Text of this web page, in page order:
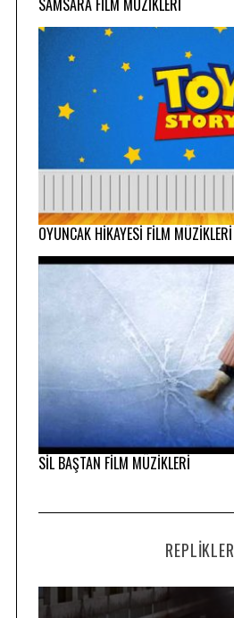
SAMSARA FİLM MÜZİKLERİ
OYUNCAK HİKAYESİ FİLM MÜZİKLERİ
SİL BAŞTAN FİLM MÜZİKLERİ
REPLIKLER